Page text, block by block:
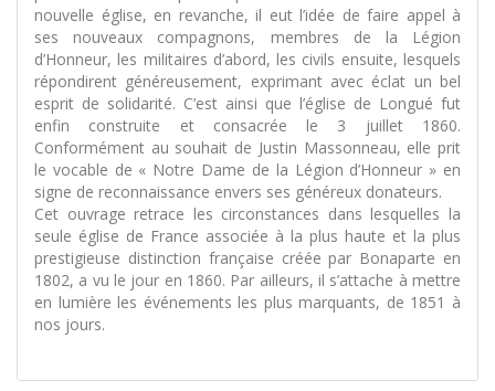
nouvelle église, en revanche, il eut l’idée de faire appel à
ses nouveaux compagnons, membres de la Légion
d’Honneur, les militaires d’abord, les civils ensuite, lesquels
répondirent généreusement, exprimant avec éclat un bel
esprit de solidarité. C’est ainsi que l’église de Longué fut
enfin construite et consacrée le 3 juillet 1860.
Conformément au souhait de Justin Massonneau, elle prit
le vocable de « Notre Dame de la Légion d’Honneur » en
signe de reconnaissance envers ses généreux donateurs.
Cet ouvrage retrace les circonstances dans lesquelles la
seule église de France associée à la plus haute et la plus
prestigieuse distinction française créée par Bonaparte en
1802, a vu le jour en 1860. Par ailleurs, il s’attache à mettre
en lumière les événements les plus marquants, de 1851 à
nos jours.